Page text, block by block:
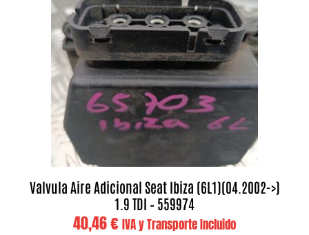
Valvula Aire Adicional Seat Ibiza (6L1)(04.2002->)
1.9 TDI – 559974
40,46€ IVA y Transporte Incluido